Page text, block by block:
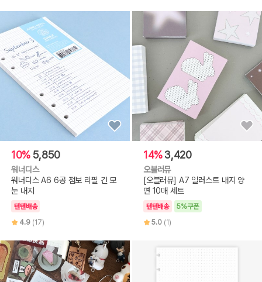
10% 5,850
워너디스
워너디스 A6 6공 점보 리필 긴 모
눈 내지
텐텐배송
4.9 (17)
14%3,420
오블러뮤
[오블러뮤] A7 일러스트 내지 양
면 10매 세트
텐텐배송
5%쿠폰
5.0 (1)